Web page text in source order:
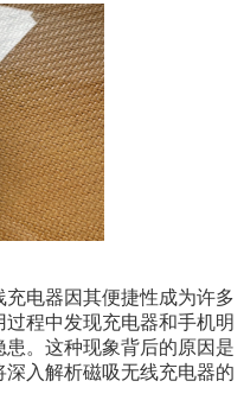
电器因其便捷性成为许多
程中发现充电器和手机明
。这种现象背后的原因是
入解析磁吸无线充电器的